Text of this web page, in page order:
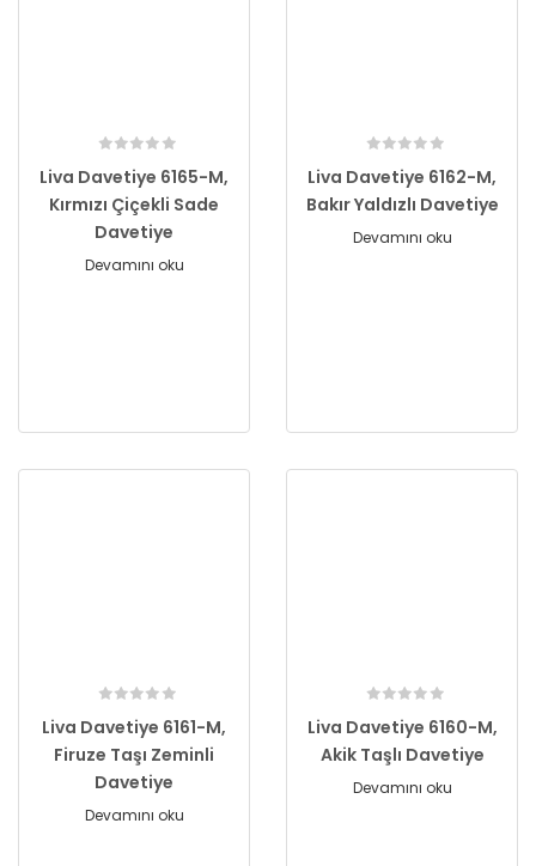
Liva Davetiye 6165-M,
Kırmızı Çiçekli Sade
Davetiye
Devamını oku
Liva Davetiye 6162-M,
Bakır Yaldızlı Davetiye
Devamını oku
Liva Davetiye 6161-M,
Firuze Taşı Zeminli
Davetiye
Devamını oku
Liva Davetiye 6160-M,
Akik Taşlı Davetiye
Devamını oku